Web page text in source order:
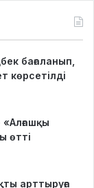
бағаланып,
көрсетілді
өтті
арттыруға